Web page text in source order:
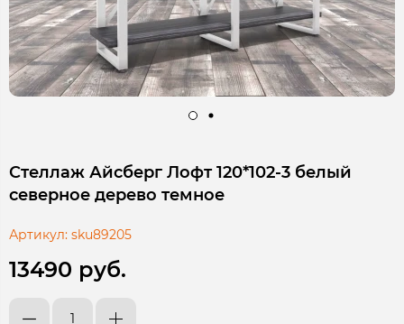
Стеллаж Айсберг Лофт 120*102-3 белый
северное дерево темное
Артикул: sku89205
13490 руб.